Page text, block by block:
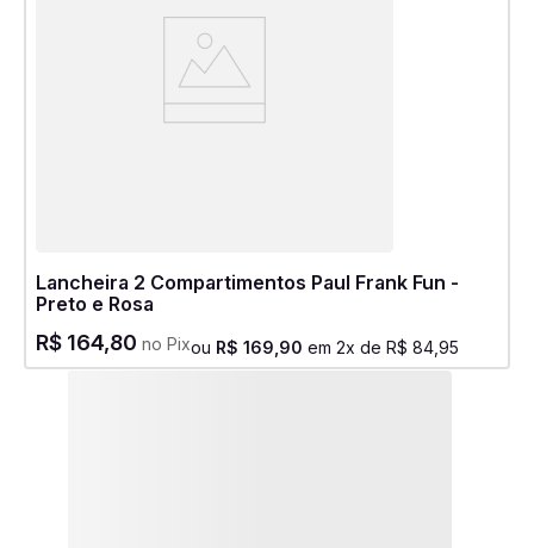
Lancheira 2 Compartimentos Paul Frank Fun -
Preto e Rosa
R$ 164,80 no Pixou R$ 169 90 em 2x de R$ 84 95